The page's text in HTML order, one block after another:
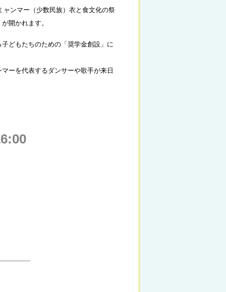
ンマー（少数民族）衣と食文化の祭
開かれます。
どもたちのための「奨学金創設」に
ーを代表するダンサーや歌手が来日